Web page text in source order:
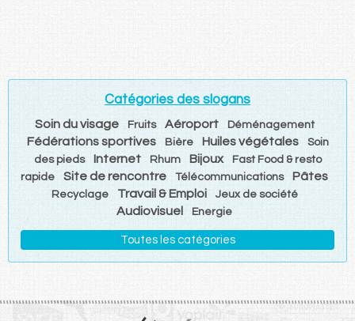
Catégories des slogans
Soin du visage Fruits Aéroport Déménagement
Fédérations sportives Bière Huiles végétales
Soin
des pieds
Internet Rhum Bijoux
Fast Food & resto
rapide
Site de rencontre Télécommunications Pâtes
Recyclage Travail & Emploi Jeux de société
Audiovisuel Energie
Toutes les catégories